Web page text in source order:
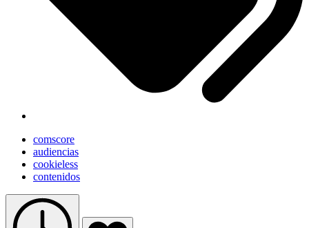
comscore
audiencias
cookieless
contenidos